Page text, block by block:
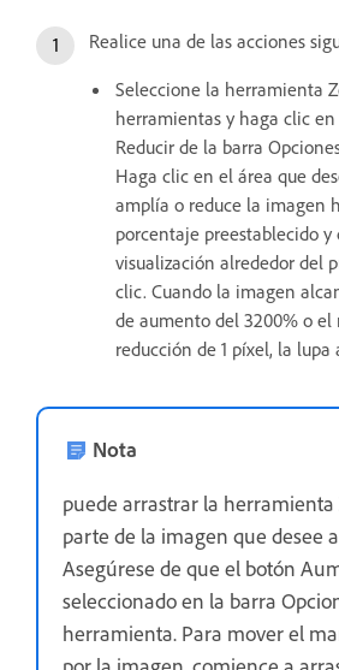
Realice una de las acciones
Seleccione la herramienta
herramientas y haga clic
Reducir de la barra
Haga clic en el área que
amplía o reduce la imagen
porcentaje preestablecido y
visualización alrededor del
clic. Cuando la imagen
de aumento del 3200% o
reducción de 1 píxel, la lupa
Nota
puede arrastrar la herramienta
parte de la imagen que desee
Asegúrese de que el botón
seleccionado en la barra
herramienta. Para mover el